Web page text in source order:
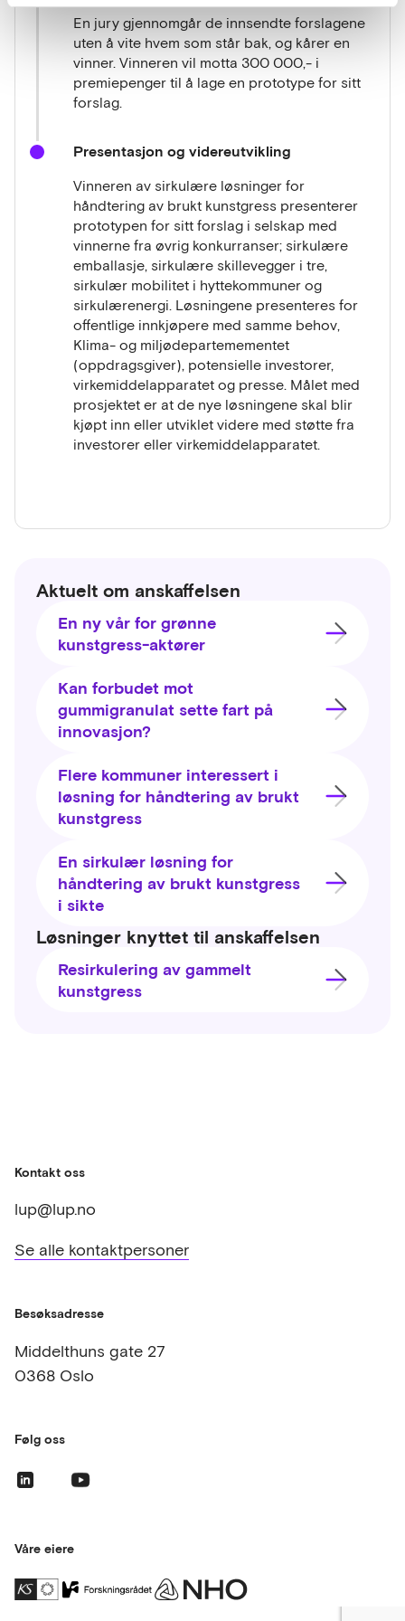
Hva finnes på markedet i dag & rammer og
føringer
Spørsmål og tilbakemeldinger fra
leverandørene
Oppsummering og veien videre
En jury gjennomgår de innsendte forslagene
uten å vite hvem som står bak, og kårer en
vinner. Vinneren vil motta 300 000,- i
premiepenger til å lage en prototype for sitt
forslag.
Presentasjon og videreutvikling
Vinneren av sirkulære løsninger for
håndtering av brukt kunstgress presenterer
prototypen for sitt forslag i selskap med
vinnerne fra øvrig konkurranser; sirkulære
emballasje, sirkulære skillevegger i tre,
sirkulær mobilitet i hyttekommuner og
sirkulærenergi. Løsningene presenteres for
offentlige innkjøpere med samme behov,
Klima- og miljødepartemementet
(oppdragsgiver), potensielle investorer,
virkemiddelapparatet og presse. Målet med
prosjektet er at de nye løsningene skal blir
kjøpt inn eller utviklet videre med støtte fra
investorer eller virkemiddelapparatet.
Aktuelt om anskaffelsen
En ny vår for grønne
kunstgress-aktører
Kan forbudet mot
gummigranulat sette fart på
innovasjon?
Flere kommuner interessert i
løsning for håndtering av brukt
kunstgress
En sirkulær løsning for
håndtering av brukt kunstgress
i sikte
Løsninger knyttet til anskaffelsen
Resirkulering av gammelt
kunstgress
Kontakt oss
lup@lup.no
Se alle kontaktpersoner
Besøksadresse
Middelthuns gate 27
0368 Oslo
Følg oss
Våre eiere